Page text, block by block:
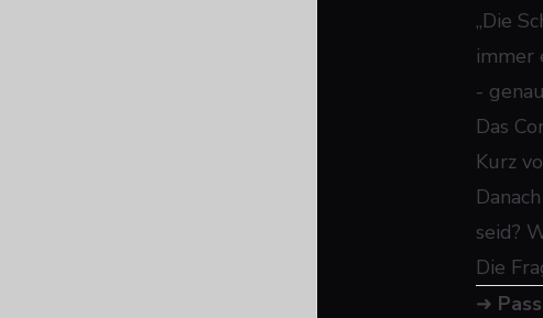
„Die
immer
-
Das
Kurz
seid?
Die
➜